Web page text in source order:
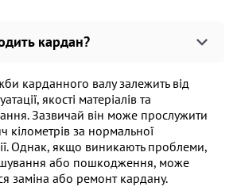
кардан?
карданного валу залежить від
якості матеріалів та
Зазвичай він може прослужити
кілометрів за нормальної
Однак, якщо виникають проблеми,
або пошкодження, може
заміна або ремонт кардану.